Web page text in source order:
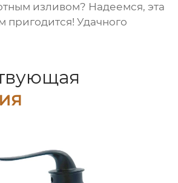
изливом? Надеемся, эта
пригодится! Удачного